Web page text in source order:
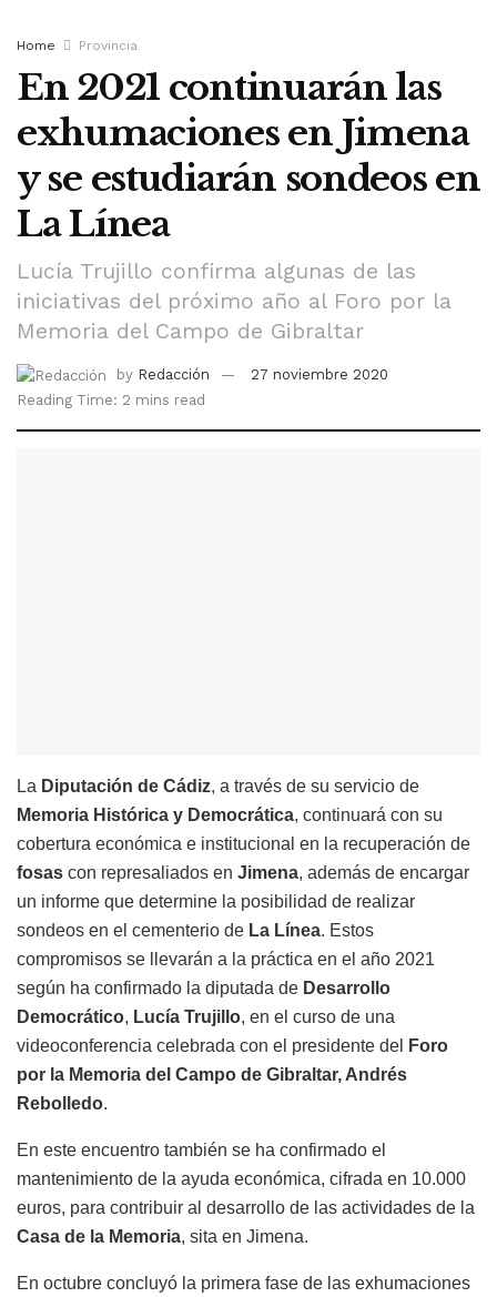
Home Provincia
En 2021 continuarán las
exhumaciones en Jimena
y se estudiarán sondeos en
La Línea
Lucía Trujillo confirma algunas de las
iniciativas del próximo año al Foro por la
Memoria del Campo de Gibraltar
by Redacción
27 noviembre 2020
Reading Time: 2 mins read
La Diputación de Cádiz, a través de su servicio de
Memoria Histórica y Democrática, continuará con su
cobertura económica e institucional en la recuperación de
fosas con represaliados en Jimena, además de encargar
un informe que determine la posibilidad de realizar
sondeos en el cementerio de La Línea. Estos
compromisos se llevarán a la práctica en el año 2021
según ha confirmado la diputada de Desarrollo
Democrático, Lucía Trujillo, en el curso de una
videoconferencia celebrada con el presidente del
Foro
por la Memoria del Campo de Gibraltar, Andrés
Rebolledo.
En este encuentro también se ha confirmado el
mantenimiento de la ayuda económica, cifrada en 10.000
euros, para contribuir al desarrollo de las actividades de la
Casa de la Memoria, sita en Jimena.
En octubre concluyó la primera fase de las exhumaciones